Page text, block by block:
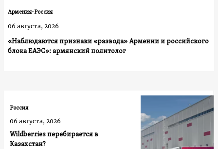
«Наблюдаются признаки «развода» Армении и российского
блока ЕАЭС»: армянский политолог
Армения-Россия
06 августа, 2026
Wildberries перебирается в
Казахстан?
Россия
06 августа, 2026